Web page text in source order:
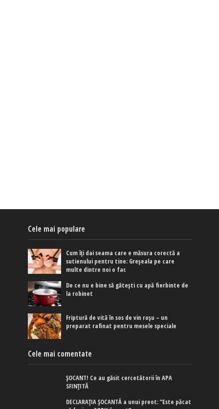
Cele mai populare
Cum îți dai seama care e măsura corectă a
sutienului pentru tine: Greșeala pe care
multe dintre noi o fac
De ce nu e bine să gătești cu apă fierbinte de
la robinet
Friptură de vită în sos de vin roșu – un
preparat rafinat pentru mesele speciale
Cele mai comentate
ȘOCANT! Ce au găsit cercetătorii în APA
SFINȚITĂ
DECLARAȚIA ȘOCANTĂ a unui preot: ”Este păcat